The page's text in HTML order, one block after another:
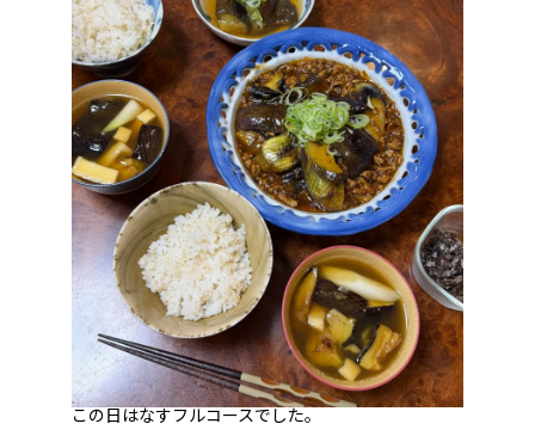
この日はなすフルコースでした。